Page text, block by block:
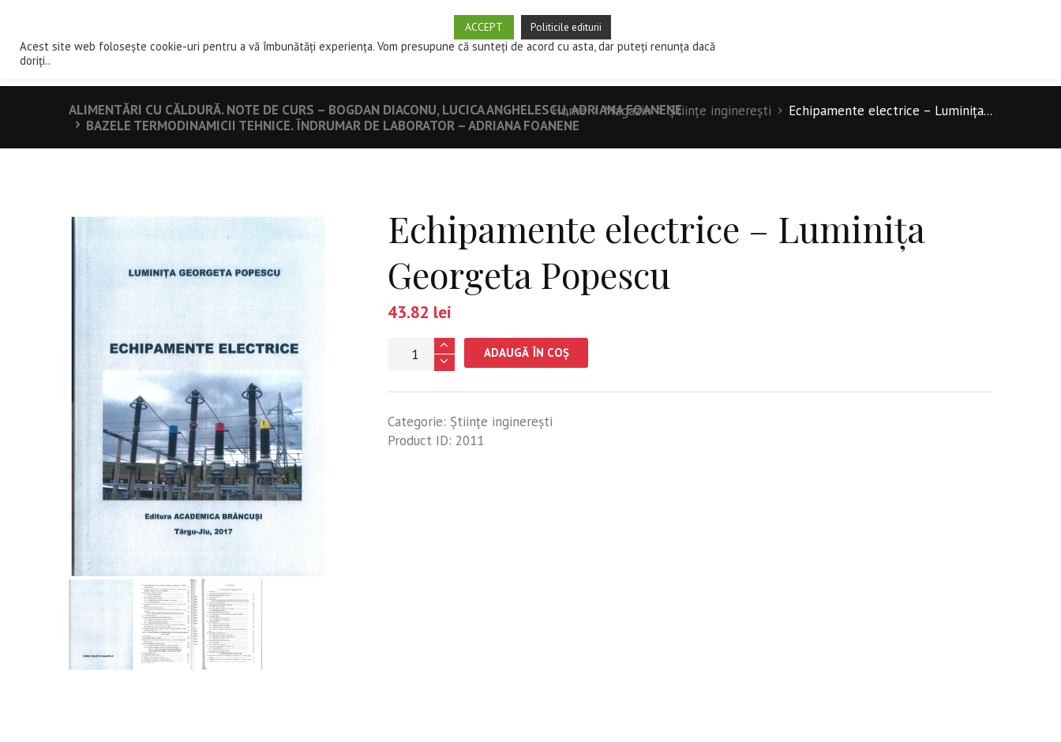
ACASA DESPRE EDITURĂ MAGAZIN CUM PUBLIC? REVISTE STIINTIFICE
ALIMENTĂRI CU CĂLDURĂ. NOTE DE CURS – BOGDAN DIACONU, LUCICA ANGHELESCU, ADRIANA FOANENE
BAZELE TERMODINAMICII TEHNICE. ÎNDRUMAR DE LABORATOR – ADRIANA FOANENE
Home Magazin Științe inginerești Echipamente electrice – Luminița...
Echipamente electrice – Luminița
Georgeta Popescu
43.82 lei
Cantitate
Echipamente
Luminița
Georgeta
ADAUGĂ ÎN COȘ
Categorie: Științe inginerești
Product ID: 2011
ACCEPT Politicile editurii
Acest site web folosește cookie-uri pentru a vă îmbunătăți experiența. Vom presupune că sunteți de acord cu asta, dar puteți renunța dacă
doriți..